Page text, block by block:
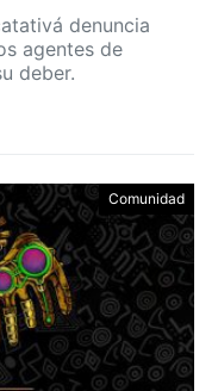
denuncia
agentes de
deber.
Comunidad